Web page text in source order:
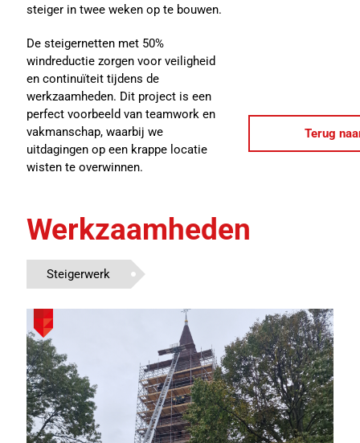
steiger in twee weken op te bouwen.
De steigernetten met 50%
windreductie zorgen voor veiligheid
en continuïteit tijdens de
werkzaamheden. Dit project is een
perfect voorbeeld van teamwork en
vakmanschap, waarbij we
uitdagingen op een krappe locatie
wisten te overwinnen.
Werkzaamheden
Steigerwerk
Terug